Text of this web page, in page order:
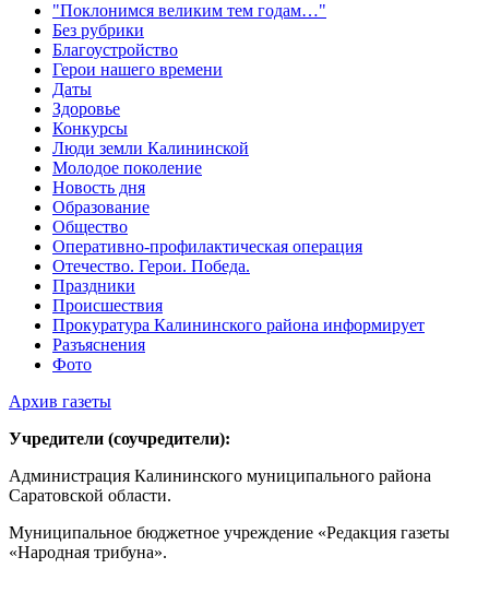
"Поклонимся великим тем годам…"
Без рубрики
Благоустройство
Герои нашего времени
Даты
Здоровье
Конкурсы
Люди земли Калининской
Молодое поколение
Новость дня
Образование
Общество
Оперативно-профилактическая операция
Отечество. Герои. Победа.
Праздники
Происшествия
Прокуратура Калининского района информирует
Разъяснения
Фото
Архив газеты
Учредители (соучредители):
Администрация Калининского муниципального района
Саратовской области.
Муниципальное бюджетное учреждение «Редакция газеты
«Народная трибуна».